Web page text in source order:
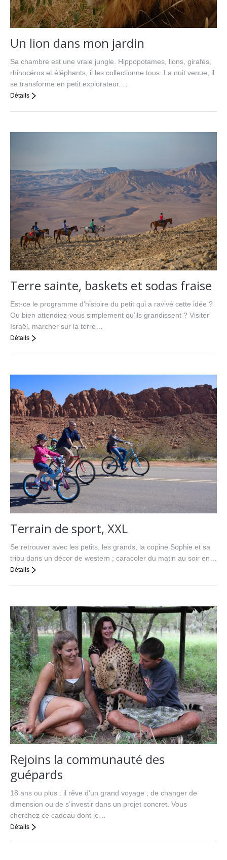
Un lion dans mon jardin
Sa chambre est une vraie jungle. Hippopotames, lions, girafes,
rhinocéros et éléphants, il les collectionne tous. La nuit venue, il
se transforme en petit explorateur.…
Détails
Terre sainte, baskets et sodas fraise
Est-ce le programme d’histoire du petit qui a ravivé cette idée ?
Ou bien attendiez-vous simplement qu’ils grandissent ? Visiter
Israël, marcher sur la terre…
Détails
Terrain de sport, XXL
Se retrouver avec les petits, les grands, la copine Sophie et sa
tribu dans un décor de western ; caracoler du matin au soir en…
Détails
Rejoins la communauté des
guépards
18 ans ou plus : il rêve d’un grand voyage ; de changer de
dimension ou de s’investir dans un projet concret. Vous
cherchez ce cadeau dont le…
Détails